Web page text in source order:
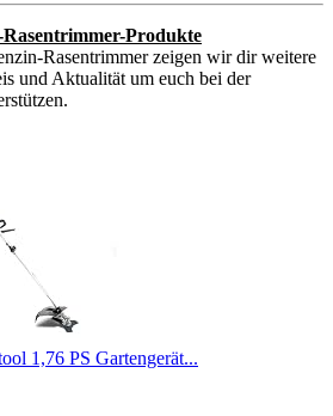
Produkte
Rasentrimmer zeigen wir dir weitere
und Aktualität um euch bei der
1,76 PS Gartengerät...